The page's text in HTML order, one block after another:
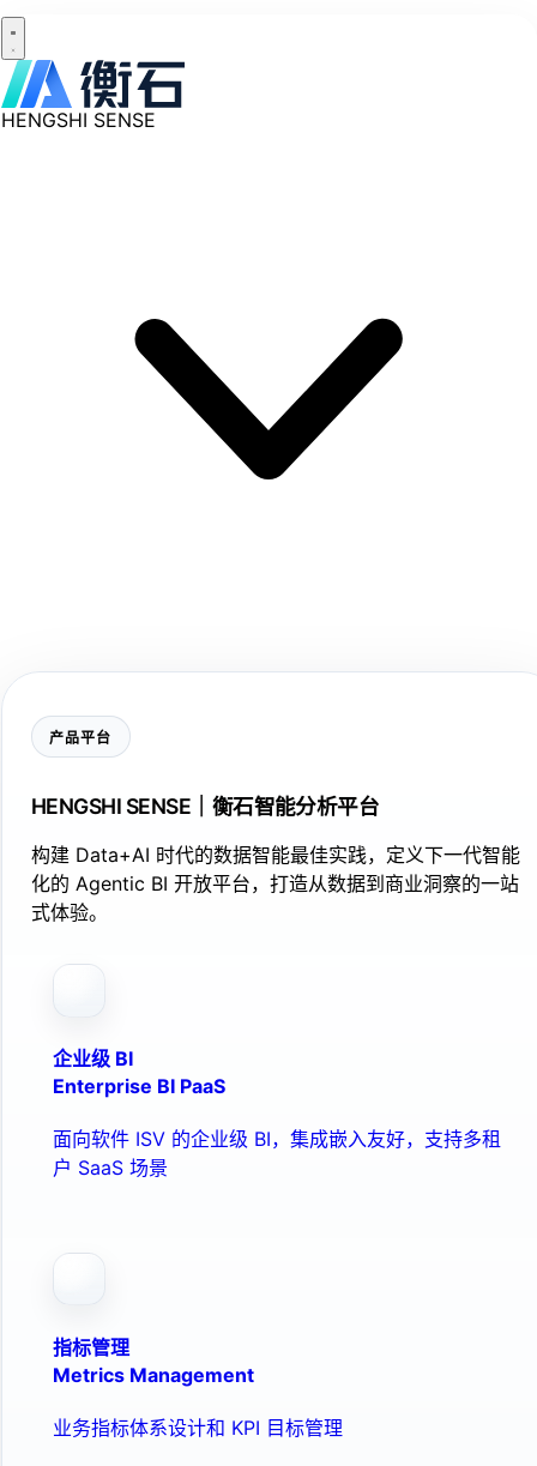
HENGSHI SENSE
产品平台
HENGSHI SENSE｜衡石智能分析平台
构建 Data+AI 时代的数据智能最佳实践，定义下一代智能
化的 Agentic BI 开放平台，打造从数据到商业洞察的一站
式体验。
企业级 BI
Enterprise BI PaaS
面向软件 ISV 的企业级 BI，集成嵌入友好，支持多租
户 SaaS 场景
指标管理
Metrics Management
业务指标体系设计和 KPI 目标管理